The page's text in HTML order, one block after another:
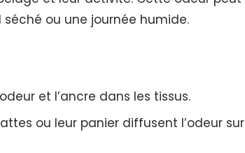
ou une journée humide.
et l’ancre dans les tissus.
ou leur panier diffusent l’odeur sur